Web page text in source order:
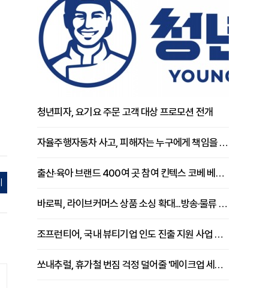
청년피자, 요기요 주문 고객 대상 프로모션 전개
자율주행자동차 사고, 피해자는 누구에게 책임을 물을 수 있을까
출산·육아 브랜드 400여 곳 참여 킨텍스 코베 베이비페어 개막
바로픽, 라이브커머스 상품 소싱 확대...방송·물류 원스톱 지원 강화
조프런티어, 국내 뷰티기업 인도 진출 지원 사업 추진
쏘내추럴, 휴가철 번짐 걱정 덜어줄 '메이크업 세팅 멀티 매직 실러' 제안